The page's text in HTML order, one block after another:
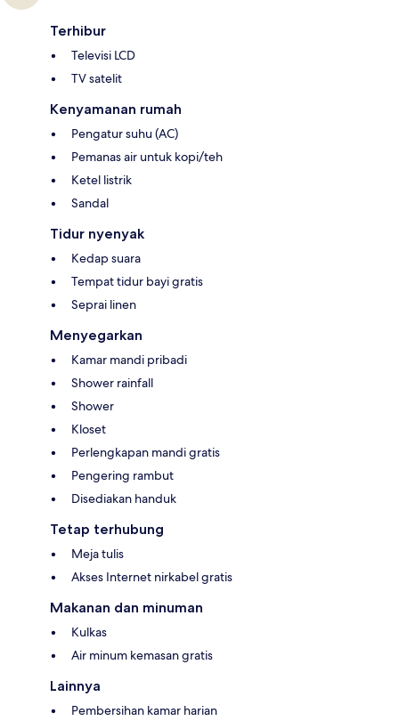
Terhibur
Televisi LCD
TV satelit
Kenyamanan rumah
Pengatur suhu (AC)
Pemanas air untuk kopi/teh
Ketel listrik
Sandal
Tidur nyenyak
Kedap suara
Tempat tidur bayi gratis
Seprai linen
Menyegarkan
Kamar mandi pribadi
Shower rainfall
Shower
Kloset
Perlengkapan mandi gratis
Pengering rambut
Disediakan handuk
Tetap terhubung
Meja tulis
Akses Internet nirkabel gratis
Makanan dan minuman
Kulkas
Air minum kemasan gratis
Lainnya
Pembersihan kamar harian